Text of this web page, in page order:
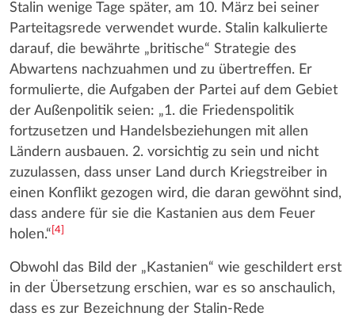
Stalin wenige Tage später, am 10. März bei seiner
Parteitagsrede verwendet wurde. Stalin kalkulierte
darauf, die bewährte „britische“ Strategie des
Abwartens nachzuahmen und zu übertreffen. Er
formulierte, die Aufgaben der Partei auf dem Gebiet
der Außenpolitik seien: „1. die Friedenspolitik
fortzusetzen und Handelsbeziehungen mit allen
Ländern ausbauen. 2. vorsichtig zu sein und nicht
zuzulassen, dass unser Land durch Kriegstreiber in
einen Konflikt gezogen wird, die daran gewöhnt sind,
dass andere für sie die Kastanien aus dem Feuer
holen.“ 4
Obwohl das Bild der „Kastanien“ wie geschildert erst
in der Übersetzung erschien, war es so anschaulich,
dass es zur Bezeichnung der Stalin-Rede